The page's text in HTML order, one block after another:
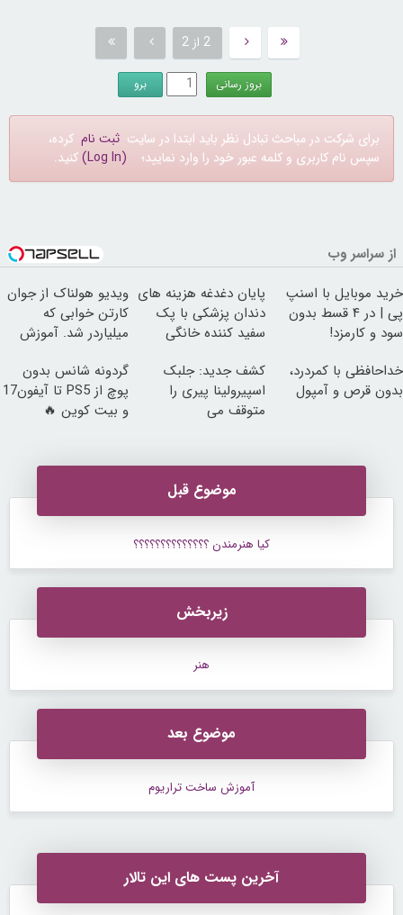
2 از 2
برای شرکت در مباحث تبادل نظر باید ابتدا در سایت ثبت نام کرده،
سپس نام کاربری و کلمه عبور خود را وارد نمایید؛ (Log In) کنید.
از سراسر وب
خرید موبایل با اسنپ
پی | در ۴ قسط بدون
سود و کارمزد!
پایان دغدغه هزینه های
دندان پزشکی با پک
سفید کننده خانگی
ویدیو هولناک از جوان
کارتن خوابی که
میلیاردر شد. آموزش
خداحافظی با کمردرد،
بدون قرص و آمپول
کشف جدید: جلبک
اسپیرولینا پیری را
متوقف می
گردونه شانس بدون
پوچ از PS5 تا آیفون17
و بیت کوین 🔥
موضوع قبل
کیا هنرمندن ؟؟؟؟؟؟؟؟؟؟؟؟؟؟
زیربخش
هنر
موضوع بعد
آموزش ساخت تراریوم
آخرین پست های این تالار